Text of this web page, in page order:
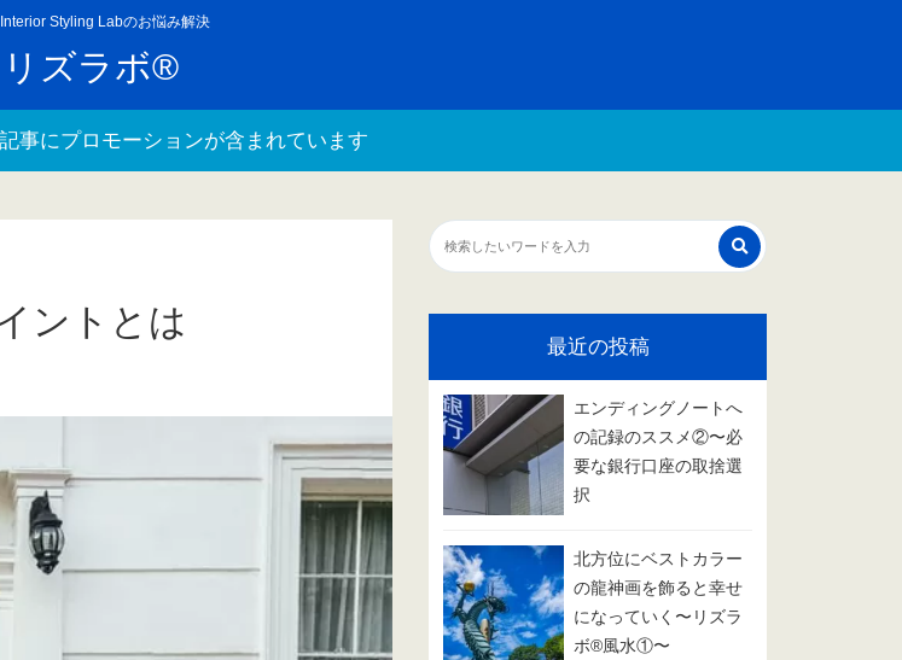
Styling Labのお悩み解決
リズラボ®
事にプロモーションが含まれています
ントとは
最近の投稿
エンディングノートへ
の記録のススメ②〜必
要な銀行口座の取捨選
択
北方位にベストカラー
の龍神画を飾ると幸せ
になっていく〜リズラ
ボ®️風水①〜